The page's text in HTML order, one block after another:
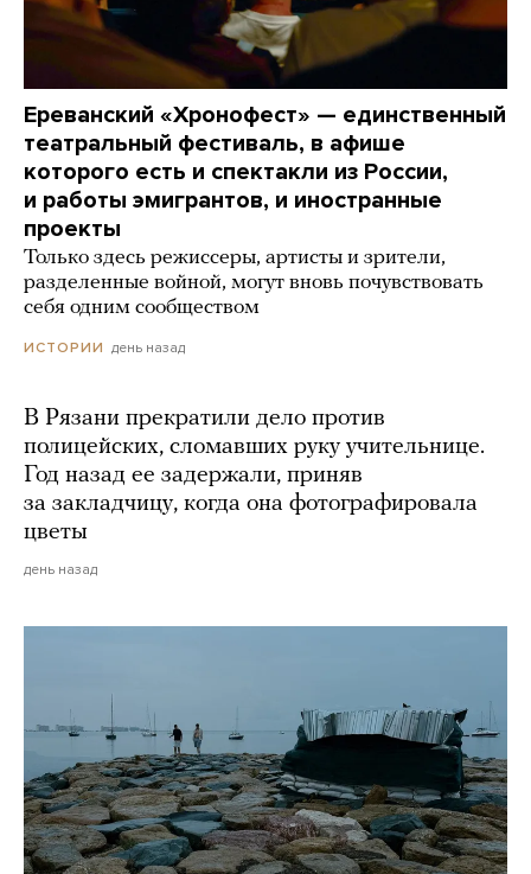
Ереванский «Хронофест» — единственный
театральный фестиваль, в афише
которого есть и спектакли из России,
и работы эмигрантов, и иностранные
проекты
Только здесь режиссеры, артисты и зрители,
разделенные войной, могут вновь почувствовать
себя одним сообществом
ИСТОРИИ день назад
В Рязани прекратили дело против
полицейских, сломавших руку учительнице.
Год назад ее задержали, приняв
за закладчицу, когда она фотографировала
цветы
день назад